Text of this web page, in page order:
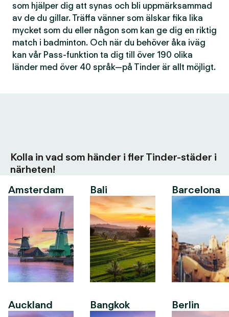
som hjälper dig att synas och bli uppmärksammad
av de du gillar. Träffa vänner som älskar fika lika
mycket som du eller någon som kan ge dig en riktig
match i badminton. Och när du behöver åka iväg
kan vår Pass-funktion ta dig till över 190 olika
länder med över 40 språk—på Tinder är allt möjligt.
Kolla in vad som händer i fler Tinder-städer i
närheten!
Amsterdam
Auckland
Bali
Bangkok
Barcelona
Berlin